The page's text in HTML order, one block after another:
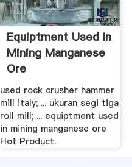
Equiptment Used In
Mining Manganese
Ore
used rock crusher hammer
mill italy; ... ukuran segi tiga
roll mill; ... equiptment used
in mining manganese ore
Hot Product.